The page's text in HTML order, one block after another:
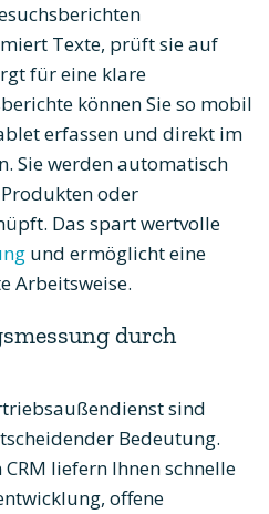
Texte, prüft sie auf
für eine klare
können Sie so mobil
erfassen und direkt im
Sie werden automatisch
oder
Das spart wertvolle
und ermöglicht eine
Arbeitsweise.
durch
sind
Bedeutung.
liefern Ihnen schnelle
offene